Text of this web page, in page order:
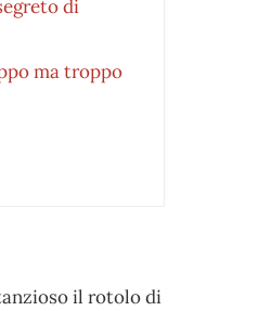
di
ma troppo
il rotolo di